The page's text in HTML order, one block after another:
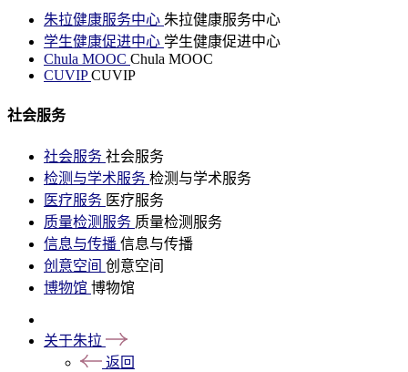
朱拉健康服务中心 朱拉健康服务中心
学生健康促进中心 学生健康促进中心
Chula MOOC Chula MOOC
CUVIPCUVIP
社会服务
社会服务 社会服务
检测与学术服务 检测与学术服务
医疗服务 医疗服务
质量检测服务 质量检测服务
信息与传播 信息与传播
创意空间 创意空间
博物馆 博物馆
关于朱拉
返回